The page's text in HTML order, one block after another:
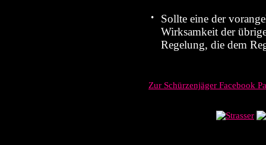
•
Sollte eine der
Wirksamkeit der
Regelung, die dem
Zur Schürzenjäger Facebook